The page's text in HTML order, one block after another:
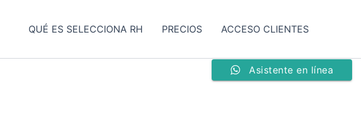
QUÉ ES SELECCIONA RH PRECIOS ACCESO CLIENTES
Asistente en línea